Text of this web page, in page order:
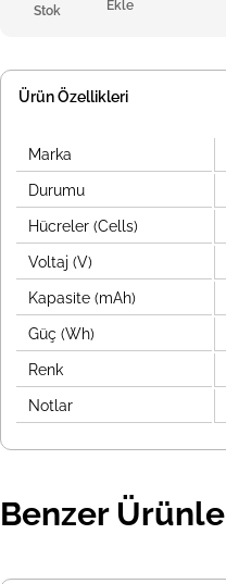
Stok
Ekle
Ürün Özellikleri
Marka
Durumu
Hücreler (Cells)
Voltaj (V)
Kapasite (mAh)
Güç (Wh)
Renk
Notlar
Benzer